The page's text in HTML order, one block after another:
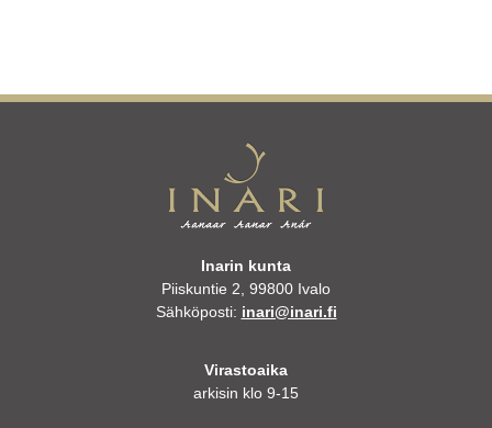
Inarin kunta
Piiskuntie 2, 99800 Ivalo
Sähköposti: inari@inari.fi
Virastoaika
arkisin klo 9-15